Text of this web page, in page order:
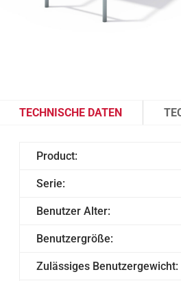
TECHNISCHE DATEN
Product:
Serie:
Benutzer Alter:
Benutzergröße:
Zulässiges Benutzergewicht: